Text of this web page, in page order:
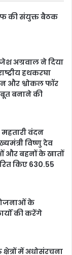
की संयुक्त बैठक
अग्रवाल ने दिया
हथकरघा
और श्वोकल फॉर
बनाने की
वंदन
विष्णु देव
और बहनों के खातों
किए 630.55
के
की करेंगे
में अधोसंरचना